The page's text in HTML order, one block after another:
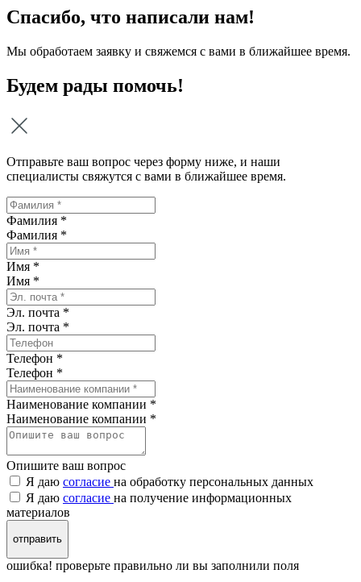
Спасибо, что написали нам!
Мы обработаем заявку и свяжемся с вами в ближайшее время.
Будем рады помочь!
Отправьте ваш вопрос через форму ниже, и наши
специалисты свяжутся с вами в ближайшее время.
Фамилия *
Фамилия *
Имя *
Имя *
Эл. почта *
Эл. почта *
Телефон *
Телефон *
Наименование компании *
Наименование компании *
Опишите ваш вопрос
Я даю согласие на обработку персональных данных
Я даю согласие на получение информационных
материалов
отправить
ошибка! проверьте правильно ли вы заполнили поля